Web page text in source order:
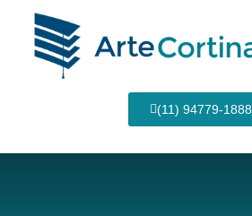
conteúdo
(11) 94779-1888